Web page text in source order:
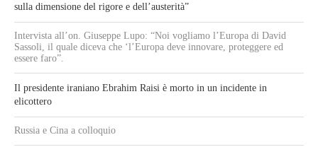
sulla dimensione del rigore e dell’austerità”
Intervista all’on. Giuseppe Lupo: “Noi vogliamo l’Europa di David
Sassoli, il quale diceva che ‘l’Europa deve innovare, proteggere ed
essere faro”.
Il presidente iraniano Ebrahim Raisi è morto in un incidente in
elicottero
Russia e Cina a colloquio